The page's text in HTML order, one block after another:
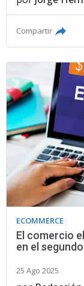
Compartir
ECOMMERCE
El comercio
en el
25 Ago 2025